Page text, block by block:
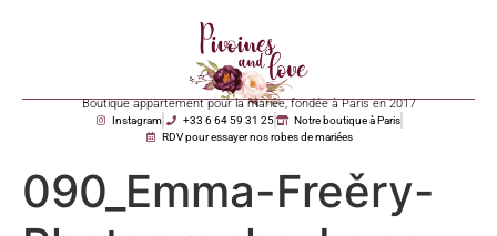
Boutique appartement pour la mariée, fondée à Paris en 2017
Instagram +33 6 64 59 31 25
Notre boutique à Paris
RDV pour essayer nos robes de mariées
090_Emma-Freěry-